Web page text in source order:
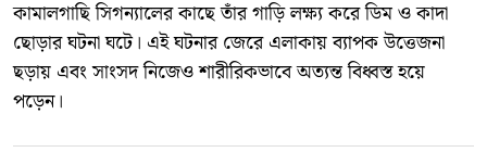
কামালগাছি সিগন্যালের কাছে তাঁর গাড়ি লক্ষ্য করে ডিম ও কাদা
ছোড়ার ঘটনা ঘটে। এই ঘটনার জেরে এলাকায় ব্যাপক উত্তেজনা
ছড়ায় এবং সাংসদ নিজেও শারীরিকভাবে অত্যন্ত বিধ্বস্ত হয়ে
পড়েন।